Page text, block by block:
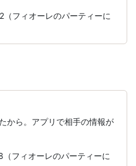
フィオーレのパーティーに
から。アプリで相手の情報が
フィオーレのパーティーに